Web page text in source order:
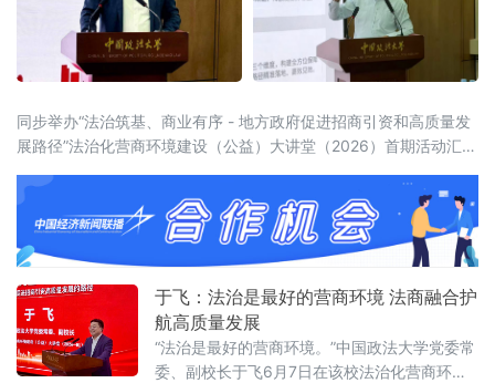
同步举办“法治筑基、商业有序 - 地方政府促进招商引资和高质量发
展路径”法治化营商环境建设（公益）大讲堂（2026）首期活动汇聚
同聚焦法治化营商环境建设的理论前沿与实践路径。中国政法大学
党委常委、副校长于飞，全国政协委员、中国政法
于飞：法治是最好的营商环境 法商融合护
航高质量发展
“法治是最好的营商环境。”中国政法大学党委常
委、副校长于飞6月7日在该校法治化营商环境